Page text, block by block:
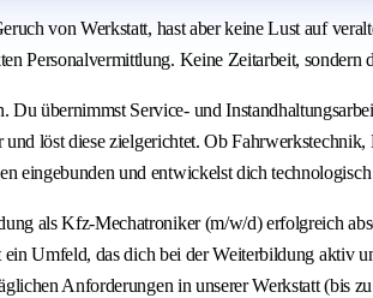
von Werkstatt, hast aber keine Lust auf
Personalvermittlung. Keine Zeitarbeit, sondern
Du übernimmst Service- und
löst diese zielgerichtet. Ob
eingebunden und entwickelst dich technologisch
als Kfz-Mechatroniker (m/w/d) erfolgreich
Umfeld, das dich bei der Weiterbildung
Anforderungen in unserer Werkstatt (bis